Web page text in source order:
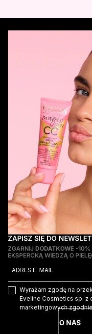
ZAPISZ SIĘ DO
ZGARNIJ DODATKOWE -10%
EKSPERCKĄ WIEDZĄ O
Wyrażam zgodę na
Eveline Cosmetics sp. z
marketingowych
Ta strona jest
O NAS